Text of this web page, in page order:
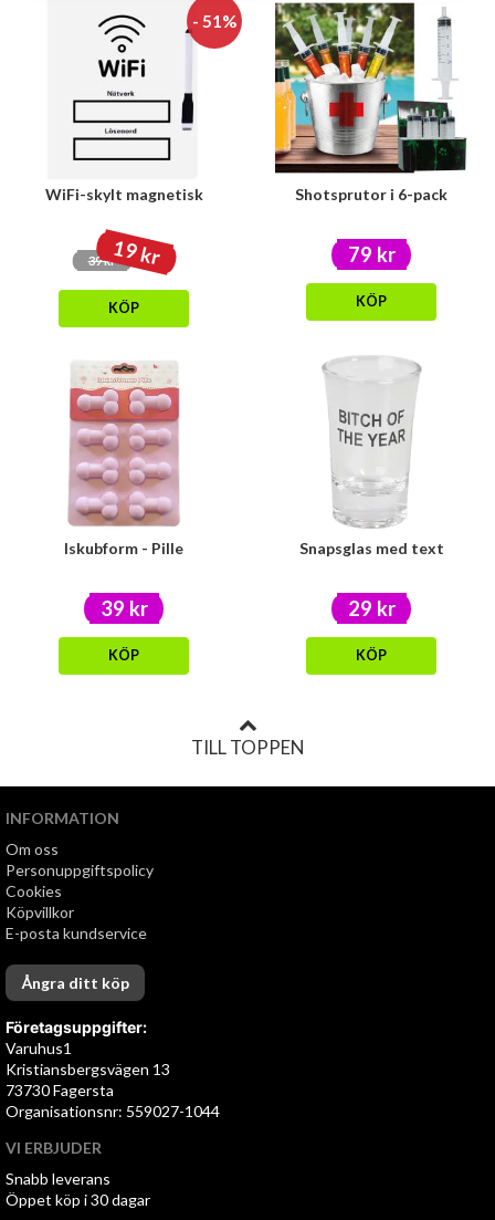
- 51%
WiFi-skylt magnetisk
39 kr19 kr
KÖP
Shotsprutor i 6-pack
79 kr
KÖP
Iskubform - Pille
39 kr
KÖP
Snapsglas med text
29 kr
KÖP
TILL TOPPEN
INFORMATION
Om oss
Personuppgiftspolicy
Cookies
Köpvillkor
E-posta kundservice
Ångra ditt köp
Företagsuppgifter:
Varuhus1
Kristiansbergsvägen 13
73730 Fagersta
Organisationsnr: 559027-1044
VI ERBJUDER
Snabb leverans
Öppet köp i 30 dagar